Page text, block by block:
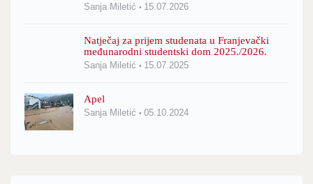
Sanja Miletić 15.07.2026
Natječaj za prijem studenata u Franjevački
međunarodni studentski dom 2025./2026.
Sanja Miletić 15.07.2025
Apel
Sanja Miletić 05.10.2024